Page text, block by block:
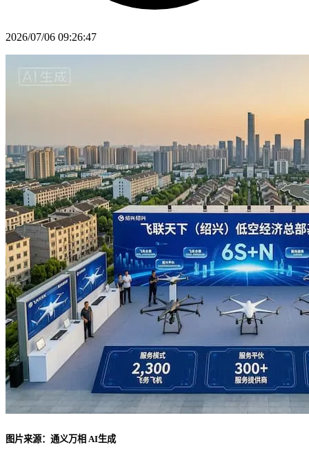
2026/07/06 09:26:47
图片来源：通义万相 AI生成